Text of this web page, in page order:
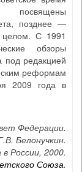
посвящены
позднее —
целом. С 1991
обзоры
под редакцией
реформам
2009 года в
Федерации.
Белонучкин.
России, 2000.
Союза.